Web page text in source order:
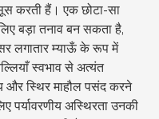
करती हैं। एक छोटा-सा
बड़ा तनाव बन सकता है,
लगातार म्याऊँ के रूप में
स्वभाव से अत्यंत
और स्थिर माहौल पसंद करने
पर्यावरणीय अस्थिरता उनकी